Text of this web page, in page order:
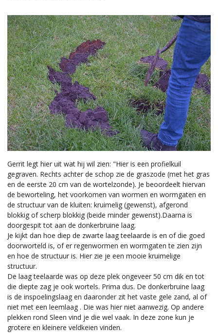
Gerrit legt hier uit wat hij wil zien: "Hier is een profielkuil
gegraven. Rechts achter de schop zie de graszode (met het gras
en de eerste 20 cm van de wortelzonde). Je beoordeelt hiervan
de beworteling, het voorkomen van wormen en wormgaten en
de structuur van de kluiten: kruimelig (gewenst), afgerond
blokkig of scherp blokkig (beide minder gewenst).Daarna is
doorgespit tot aan de donkerbruine laag.
Je kijkt dan hoe diep de zwarte laag teelaarde is en of die goed
doorworteld is, of er regenwormen en wormgaten te zien zijn
en hoe de structuur is. Hier zie je een mooie kruimelige
structuur.
De laag teelaarde was op deze plek ongeveer 50 cm dik en tot
die diepte zag je ook wortels. Prima dus. De donkerbruine laag
is de inspoelingslaag en daaronder zit het vaste gele zand, al of
niet met een leemlaag . Die was hier niet aanwezig. Op andere
plekken rond Sleen vind je die wel vaak. In deze zone kun je
grotere en kleinere veldkeien vinden.